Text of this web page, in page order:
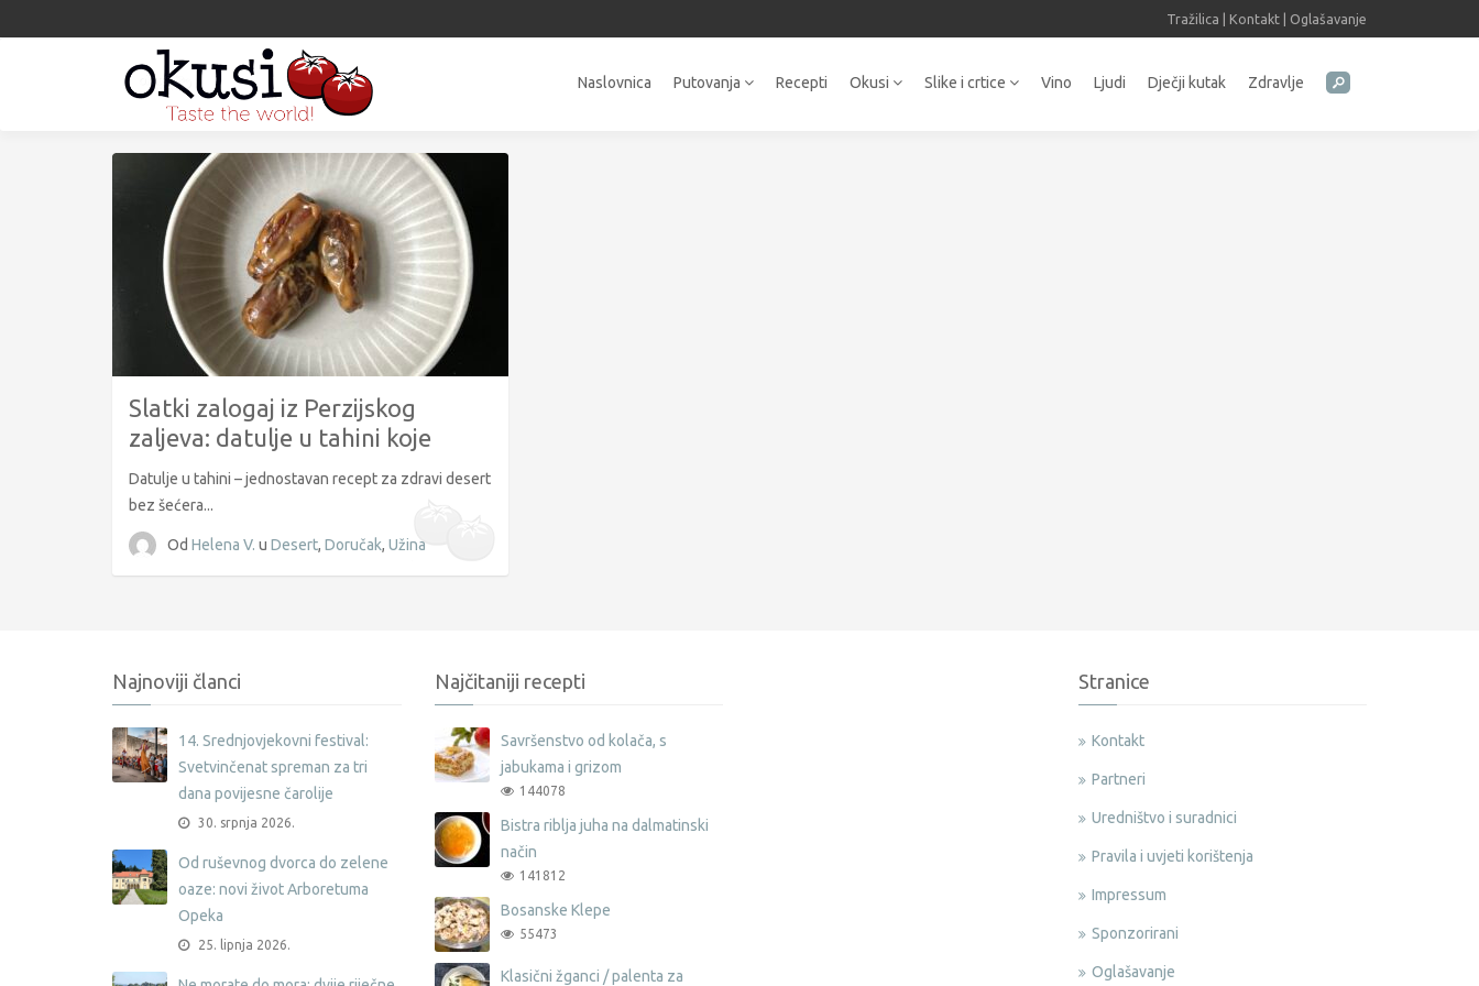
Tražilica Kontakt Oglašavanje
Naslovnica Putovanja Recepti Okusi Slike i crtice Vino Ljudi Dječji kutak Zdravlje
Slatki zalogaj iz Perzijskog
zaljeva: datulje u tahini koje
osvajaju na prvi griz
Datulje u tahini – jednostavan recept za zdravi desert
bez šećera...
Od Helena V. u Desert, Doručak, Užina
Najnoviji članci
14. Srednjovjekovni festival:
Svetvinčenat spreman za tri
dana povijesne čarolije
30. srpnja 2026.
Od ruševnog dvorca do zelene
oaze: novi život Arboretuma
Opeka
25. lipnja 2026.
Najčitaniji recepti
Savršenstvo od kolača, s
jabukama i grizom
144078
Bistra riblja juha na dalmatinski
način
141812
Bosanske Klepe
55473
Klasični žganci / palenta za
Stranice
Kontakt
Partneri
Uredništvo i suradnici
Pravila i uvjeti korištenja
Impressum
Sponzorirani
Oglašavanje